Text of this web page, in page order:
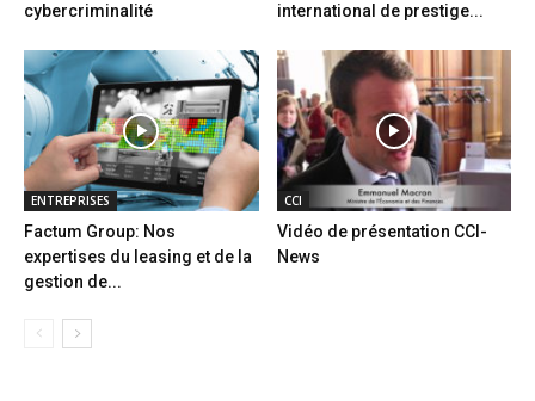
cybercriminalité
international de prestige...
ENTREPRISES
Factum Group: Nos
expertises du leasing et de la
gestion de...
CCI
Vidéo de présentation CCI-
News